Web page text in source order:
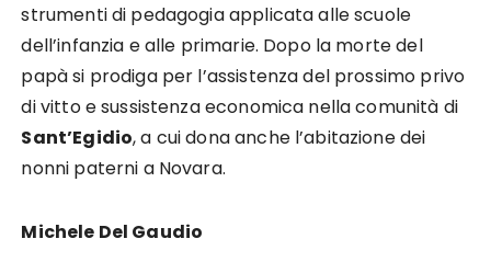
strumenti di pedagogia applicata alle scuole
dell’infanzia e alle primarie. Dopo la morte del
papà si prodiga per l’assistenza del prossimo privo
di vitto e sussistenza economica nella comunità di
Sant’Egidio, a cui dona anche l’abitazione dei
nonni paterni a Novara.
Michele Del Gaudio